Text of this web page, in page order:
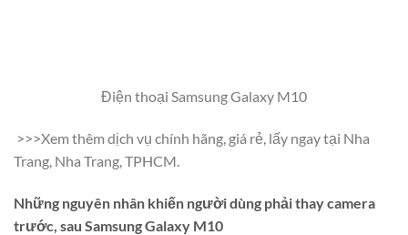
Điện thoại Samsung Galaxy M10
>>>Xem thêm dịch vụ chính hãng, giá rẻ, lấy ngay tại Nha
Trang, Nha Trang, TPHCM.
Những nguyên nhân khiến người dùng phải thay camera
trước, sau Samsung Galaxy M10